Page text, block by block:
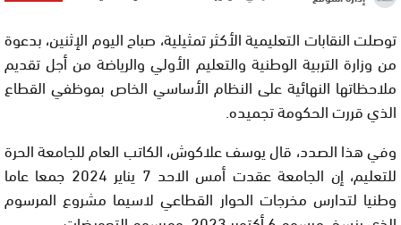
توصلت النقابات التعليمية الأكثر تمثيلية، صباح اليوم الإثنين، بدعوة
من وزارة التربية الوطنية والتعليم الأولي والرياضة من أجل تقديم
ملاحظاتها النهائية على النظام الأساسي الخاص بموظفي القطاع
الذي قررت الحكومة تجميده.
وفي هذا الصدد، قال يوسف علاكوش، الكاتب العام للجامعة الحرة
للتعليم، إن الجامعة عقدت أمس الاحد 7 يناير 2024 جمعا عاما
وطنيا لتدارس مخرجات الحوار القطاعي لاسيما مشروع المرسوم